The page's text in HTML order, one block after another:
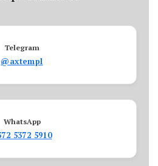
Telegram
@axtempl
WhatsApp
5372 5910